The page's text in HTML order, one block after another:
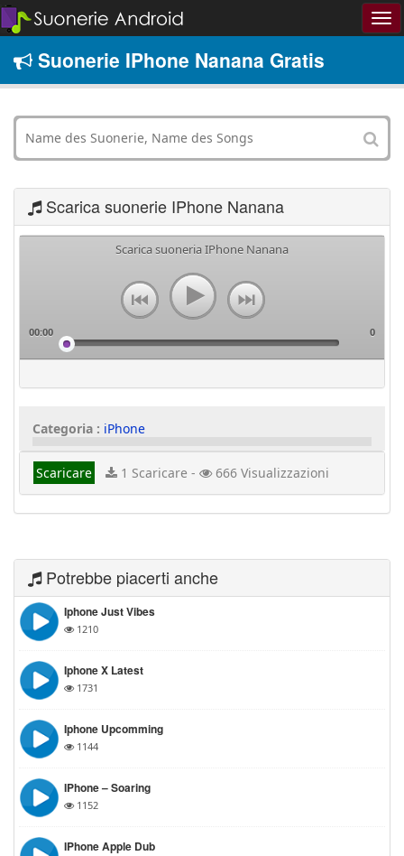
Suonerie IPhone Nanana Gratis
Scarica suonerie IPhone Nanana
Scarica suoneria IPhone Nanana
00:00 0
Categoria : iPhone
Scaricare 1 Scaricare - 666 Visualizzazioni
Potrebbe piacerti anche
Iphone Just Vibes
1210
Iphone X Latest
1731
Iphone Upcomming
1144
IPhone – Soaring
1152
IPhone Apple Dub